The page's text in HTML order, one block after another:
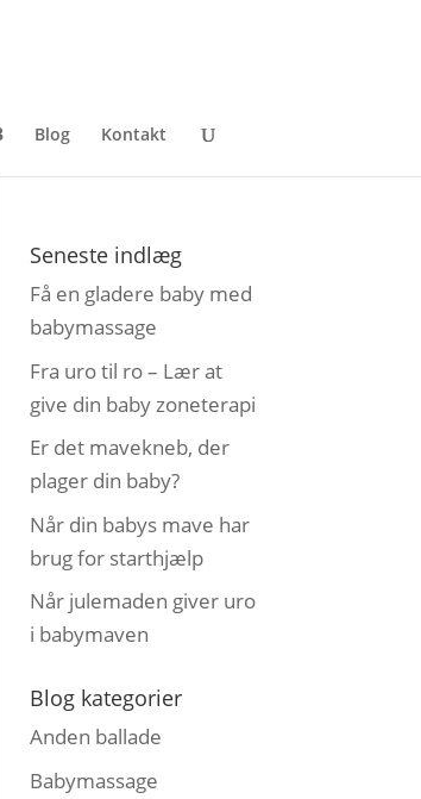
Blog Kontakt
Seneste indlæg
Få en gladere baby med
babymassage
Fra uro til ro – Lær at
give din baby zoneterapi
Er det mavekneb, der
plager din baby?
Når din babys mave har
brug for starthjælp
Når julemaden giver uro
i babymaven
Blog kategorier
Anden ballade
Babymassage